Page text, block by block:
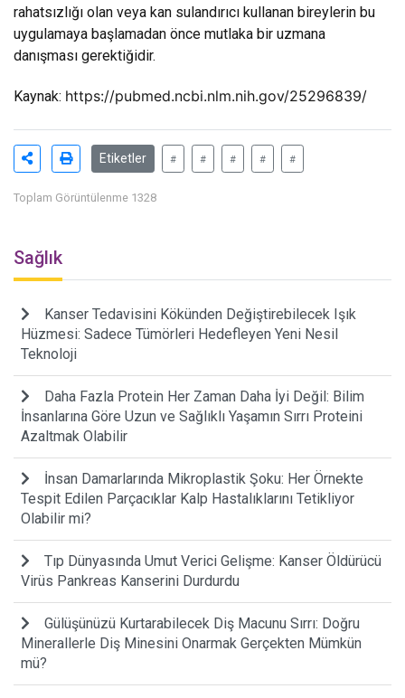
rahatsızlığı olan veya kan sulandırıcı kullanan bireylerin bu
uygulamaya başlamadan önce mutlaka bir uzmana
danışması gerektiğidir.
Kaynak: https://pubmed.ncbi.nlm.nih.gov/25296839/
Etiketler # # # # #
Toplam Görüntülenme 1328
Sağlık
Kanser Tedavisini Kökünden Değiştirebilecek Işık
Hüzmesi: Sadece Tümörleri Hedefleyen Yeni Nesil
Teknoloji
Daha Fazla Protein Her Zaman Daha İyi Değil: Bilim
İnsanlarına Göre Uzun ve Sağlıklı Yaşamın Sırrı Proteini
Azaltmak Olabilir
İnsan Damarlarında Mikroplastik Şoku: Her Örnekte
Tespit Edilen Parçacıklar Kalp Hastalıklarını Tetikliyor
Olabilir mi?
Tıp Dünyasında Umut Verici Gelişme: Kanser Öldürücü
Virüs Pankreas Kanserini Durdurdu
Gülüşünüzü Kurtarabilecek Diş Macunu Sırrı: Doğru
Minerallerle Diş Minesini Onarmak Gerçekten Mümkün
mü?